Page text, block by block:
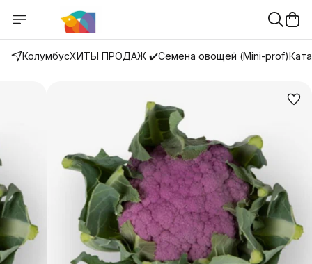
КолумбусХИТЫ ПРОДАЖ ✔️Семена овощей (Mini-prof)